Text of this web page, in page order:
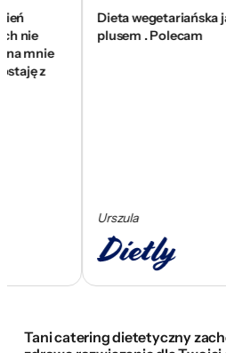
z
Dieta wegetariańska jak
plusem . Polecam
Urszula
Tani catering dietetyczny